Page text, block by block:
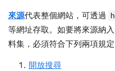
來源代表整個網站，可透過
等網址存取。如要將來源納
料集，必須符合下列兩項規定
開放搜尋